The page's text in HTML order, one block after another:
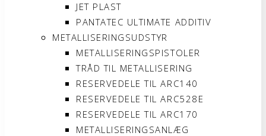
JET PLAST
PANTATEC ULTIMATE ADDITIV
METALLISERINGSUDSTYR
METALLISERINGSPISTOLER
TRÅD TIL METALLISERING
RESERVEDELE TIL ARC140
RESERVEDELE TIL ARC528E
RESERVEDELE TIL ARC170
METALLISERINGSANLÆG